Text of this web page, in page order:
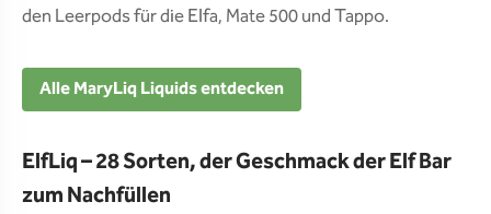
den Leerpods für die Elfa, Mate 500 und Tappo.
Alle MaryLiq Liquids entdecken
ElfLiq – 28 Sorten, der Geschmack der Elf Bar
zum Nachfüllen